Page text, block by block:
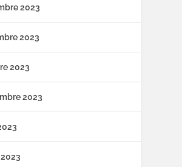
2023
2023
2023
2023